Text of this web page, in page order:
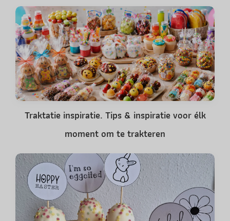
Traktatie inspiratie. Tips & inspiratie voor élk
moment om te trakteren